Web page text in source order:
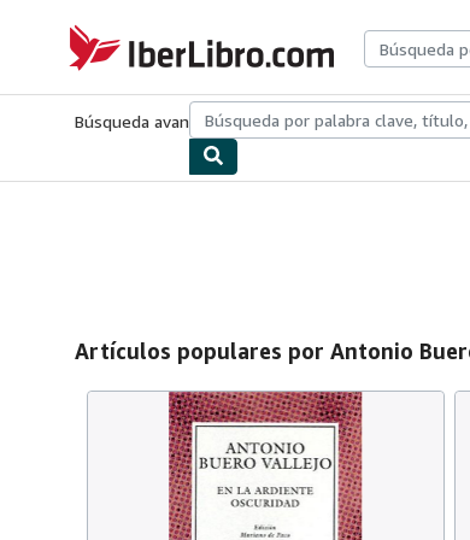
IberLibro.com
Búsqueda avanzadaColecciones Libros antiguosArte
Artículos populares por Antonio